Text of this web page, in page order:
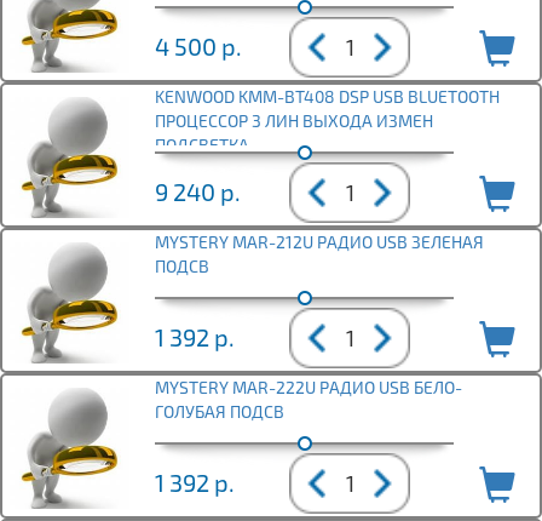
4 500 р.
KENWOOD KMM-BT408 DSP USB BLUETOOTH
ПРОЦЕССОР 3 ЛИН ВЫХОДА ИЗМЕН
ПОДСВЕТКА
9 240 р.
MYSTERY MAR-212U РАДИО USB ЗЕЛЕНАЯ
ПОДСВ
1 392 р.
MYSTERY MAR-222U РАДИО USB БЕЛО-
ГОЛУБАЯ ПОДСВ
1 392 р.